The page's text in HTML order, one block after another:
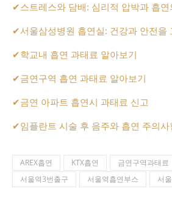
✔스트레스와 담배: 심리적 압박과 흡
✔서울삼성병원 흡연실: 건강과 안전을
✔학교내 흡연 과태료 알아보기
✔금연구역 흡연 과태료 알아보기
✔금연 아파트 흡연시 과태료 신고
✔임플란트 시술 후 음주와 흡연 주의사
AREX흡연 KTX흡연 금연구역과태료
서울역3번출구
서울역흡연부스 서